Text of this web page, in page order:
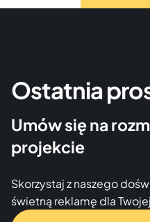
Ostatnia
Umów się na
projekcie
Skorzystaj z naszego
świetną reklamę dla